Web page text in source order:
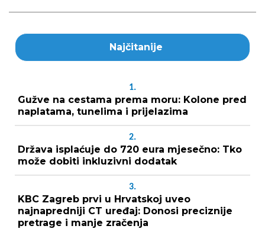
Najčitanije
1.
Gužve na cestama prema moru: Kolone pred
naplatama, tunelima i prijelazima
2.
Država isplaćuje do 720 eura mjesečno: Tko
može dobiti inkluzivni dodatak
3.
KBC Zagreb prvi u Hrvatskoj uveo
najnapredniji CT uređaj: Donosi preciznije
pretrage i manje zračenja